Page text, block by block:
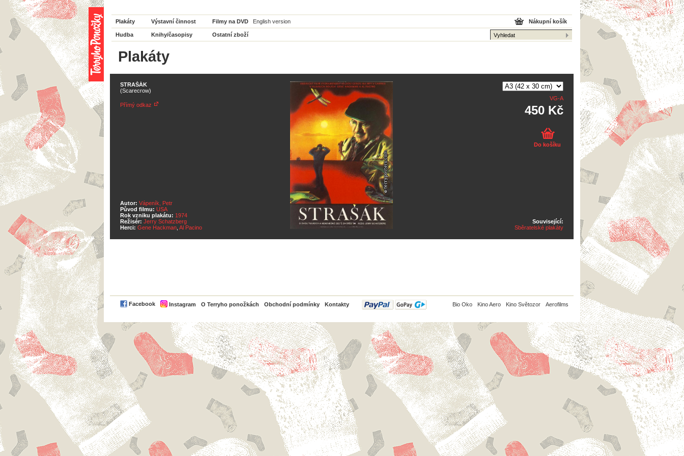
Plakáty Výstavní činnost Filmy na DVD English version
Hudba Knihy/časopisy Ostatní zboží
Nákupní košík
Plakáty
STRAŠÁK
(Scarecrow)
Přímý odkaz
Autor: Vápeník, Petr
Původ filmu: USA
Rok vzniku plakátu: 1974
Režisér: Jerry Schatzberg
Herci: Gene Hackman Al Pacino
VG-A
450 Kč
Do košíku
Související:
Sběratelské plakáty
Facebook Instagram O Terryho ponožkách Obchodní podmínky Kontakty
PayPal Bio Oko Kino Aero Kino Světozor Aerofilms